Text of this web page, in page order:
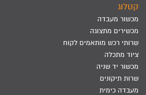
קטלוג
מכשור מעבדה
מכשירים מתצוגה
שרותי רכש מותאמים לקוח
ציוד מתכלה
מכשור יד שניה
שרות תיקונים
מעבדה כימית